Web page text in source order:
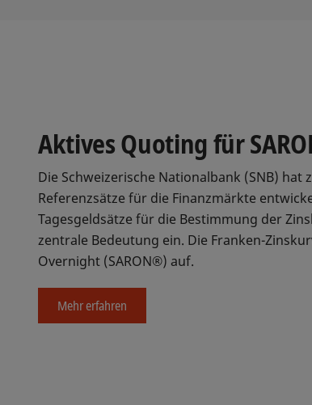
Aktives Quoting für
Die Schweizerische Nationalbank (SNB) hat
Referenzsätze für die Finanzmärkte
Tagesgeldsätze für die Bestimmung der
zentrale Bedeutung ein. Die Franken-
Overnight (SARON®) auf.
Mehr erfahren